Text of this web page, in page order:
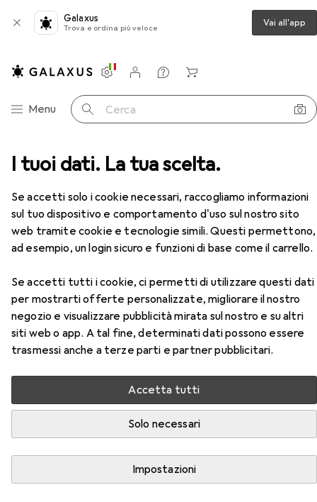
I tuoi dati. La tua scelta.
Se accetti solo i cookie necessari, raccogliamo informazioni
sul tuo dispositivo e comportamento d'uso sul nostro sito
web tramite cookie e tecnologie simili. Questi permettono,
ad esempio, un login sicuro e funzioni di base come il carrello.
Se accetti tutti i cookie, ci permetti di utilizzare questi dati
per mostrarti offerte personalizzate, migliorare il nostro
negozio e visualizzare pubblicità mirata sul nostro e su altri
siti web o app. A tal fine, determinati dati possono essere
trasmessi anche a terze parti e partner pubblicitari.
Accetta tutti
Solo necessari
Impostazioni
Galaxus
Trova e ordina più veloce Vai all'app
Categoria Navigazione
Menu Cerca
Impostazioni
Conto cliente
Liste di confronto
Liste dei desideri
Carrello
Distributore nastro adesivo Scotch Magia
EUR
36,90
ScotchMagia
Accessori per Scotch Magia
Qui trovi accessori adatti per il prodotto Scotch Magia
della categoria Nastro adesivo.
Elenco dei prodotti